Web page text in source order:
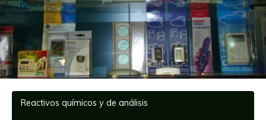
Reactivos químicos y de análisis